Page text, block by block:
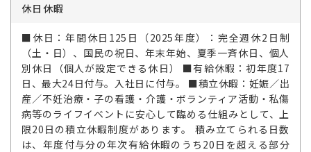
休日休暇
■休日：年間休日125日（2025年度）：完全週休2日制
（土・日）、国民の祝日、年末年始、夏季一斉休日、個人
別休日（個人が設定できる休日） ■有給休暇：初年度17
日、最大24日付与。入社日に付与。 ■積立休暇：妊娠／出
産／不妊治療・子の看護・介護・ボランティア活動・私傷
病等のライフイベントに安心して臨める仕組みとして、上
限20日の積立休暇制度があります。 積み立てられる日数
は、年度付与分の年次有給休暇のうち20日を超える部分